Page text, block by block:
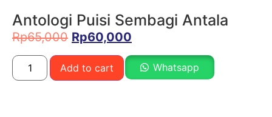
Antologi Puisi Sembagi Antala
Rp65,000 Rp60,000
Add to cart Whatsapp